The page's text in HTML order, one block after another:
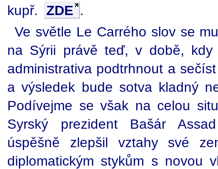
kupř. ZDE .
Ve světle Le Carrého slov se
na Sýrii právě teď, v době, kdy
administrativa podtrhnout a
a výsledek bude sotva kladný
Podívejme se však na celou
Syrský prezident Bašár
úspěšně zlepšil vztahy své
diplomatickým stykům s novou